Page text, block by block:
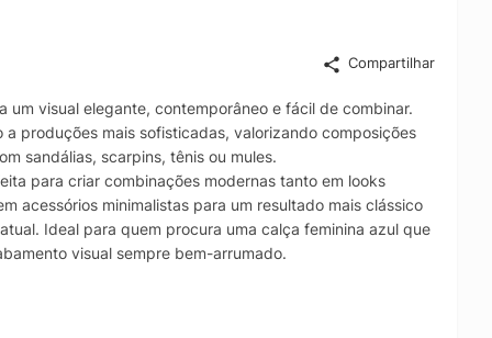
Compartilhar
um visual elegante, contemporâneo e fácil de combinar.
produções mais sofisticadas, valorizando composições
sandálias, scarpins, tênis ou mules.
para criar combinações modernas tanto em looks
acessórios minimalistas para um resultado mais clássico
Ideal para quem procura uma calça feminina azul que
visual sempre bem-arrumado.